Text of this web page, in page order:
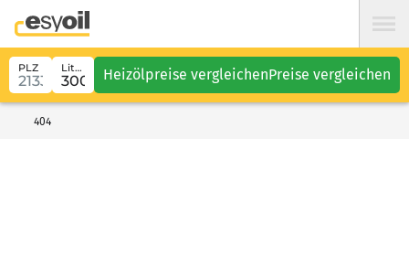
PLZ Liter Heizölpreise vergleichenPreise vergleichen
404